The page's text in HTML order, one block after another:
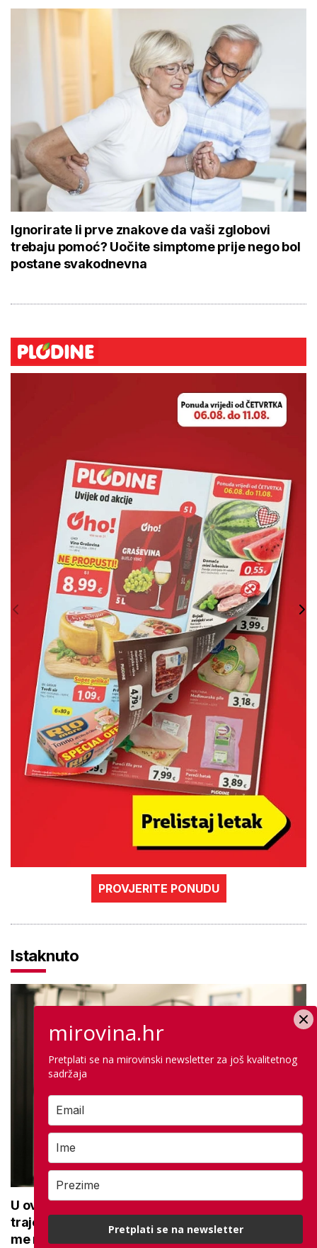
Ignorirate li prve znakove da vaši zglobovi
trebaju pomoć? Uočite simptome prije nego bol
postane svakodnevna
PROVJERITE PONUDU
Istaknuto
U ovoj optici rade najdetaljniji pregled vida,
traje sat vremena: Bila sam na njemu, evo što
me naučio
mirovina.hr
Pretplati se na mirovinski newsletter za još kvalitetnog
sadržaja
Pretplati se na newsletter